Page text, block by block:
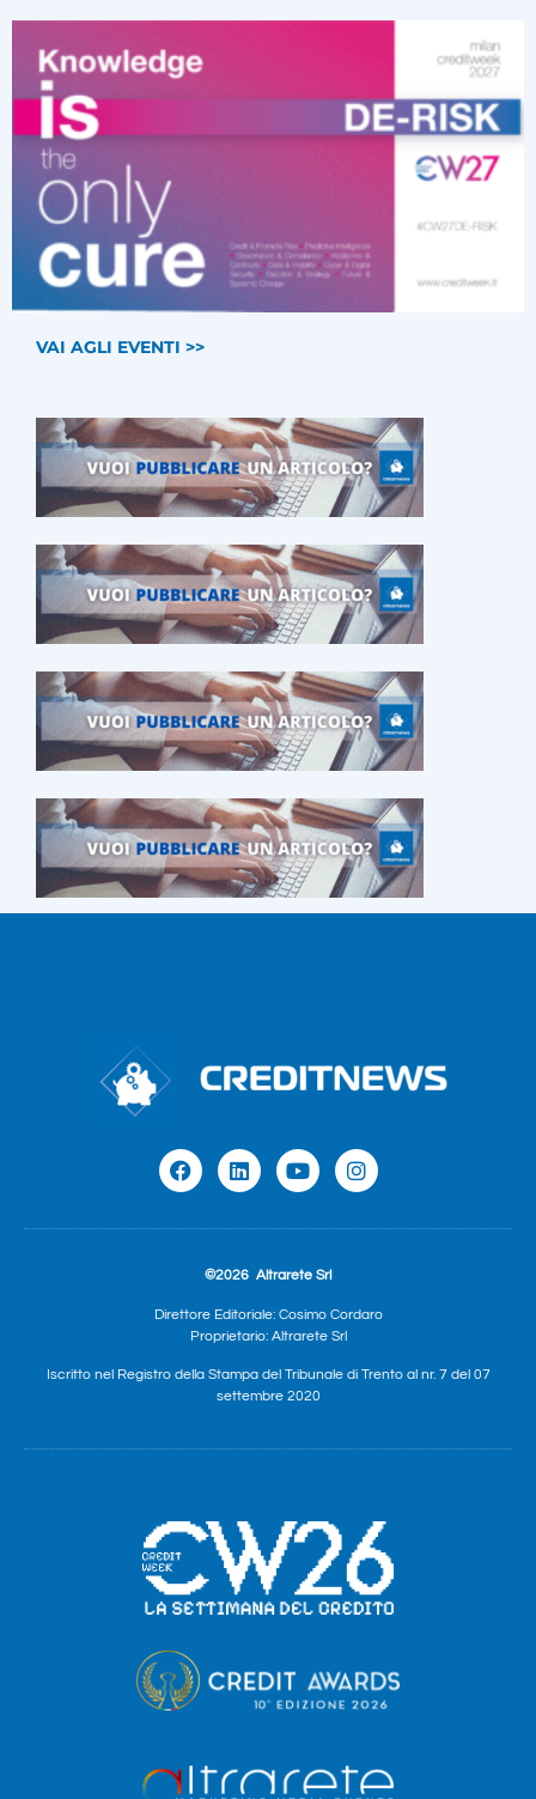
VAI AGLI EVENTI >>
©2026 Altrarete Srl
Direttore Editoriale: Cosimo Cordaro
Proprietario: Altrarete Srl
Iscritto nel Registro della Stampa del Tribunale di Trento al nr. 7 del 07
settembre 2020